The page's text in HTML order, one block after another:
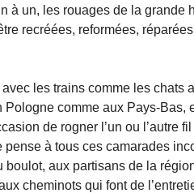
à un, les rouages de la grande
recréées, reformées,
les trains comme les chats
comme aux Pays-Bas,
de rogner l’un ou l’autre
pense à tous ces camarades
aux partisans de la
cheminots qui font de